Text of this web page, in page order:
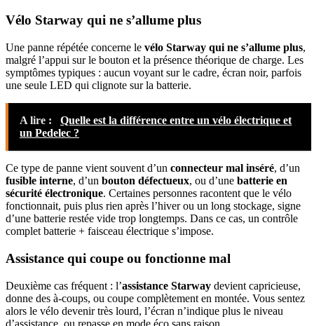
Vélo Starway qui ne s’allume plus
Une panne répétée concerne le vélo Starway qui ne s’allume plus,
malgré l’appui sur le bouton et la présence théorique de charge. Les
symptômes typiques : aucun voyant sur le cadre, écran noir, parfois
une seule LED qui clignote sur la batterie.
A lire :
Quelle est la différence entre un vélo électrique et
un Pedelec ?
Ce type de panne vient souvent d’un connecteur mal inséré, d’un
fusible interne, d’un bouton défectueux, ou d’une batterie en
sécurité électronique. Certaines personnes racontent que le vélo
fonctionnait, puis plus rien après l’hiver ou un long stockage, signe
d’une batterie restée vide trop longtemps. Dans ce cas, un contrôle
complet batterie + faisceau électrique s’impose.
Assistance qui coupe ou fonctionne mal
Deuxième cas fréquent : l’assistance Starway devient capricieuse,
donne des à‑coups, ou coupe complètement en montée. Vous sentez
alors le vélo devenir très lourd, l’écran n’indique plus le niveau
d’assistance, ou repasse en mode éco sans raison.